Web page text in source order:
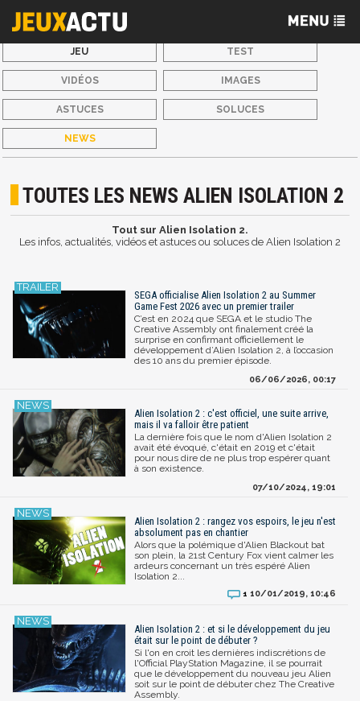
JEU TEST
VIDÉOS IMAGES
ASTUCES SOLUCES
NEWS
TOUTES LES NEWS ALIEN ISOLATION 2
Tout sur Alien Isolation 2.
Les infos, actualités, vidéos et astuces ou soluces de Alien Isolation 2
SEGA officialise Alien Isolation 2 au Summer
Game Fest 2026 avec un premier trailer
C’est en 2024 que SEGA et le studio The
Creative Assembly ont finalement créé la
surprise en confirmant officiellement le
développement d’Alien Isolation 2, à l’occasion
des 10 ans du premier épisode.
06/06/2026, 00:17
Alien Isolation 2 : c'est officiel, une suite arrive,
mais il va falloir être patient
La dernière fois que le nom d'Alien Isolation 2
avait été évoqué, c'était en 2019 et c'était
pour nous dire de ne plus trop espérer quant
à son existence.
07/10/2024, 19:01
Alien Isolation 2 : rangez vos espoirs, le jeu n'est
absolument pas en chantier
Alors que la polémique d'Alien Blackout bat
son plein, la 21st Century Fox vient calmer les
ardeurs concernant un très espéré Alien
Isolation 2...
1 10/01/2019, 10:46
Alien Isolation 2 : et si le développement du jeu
était sur le point de débuter ?
Si l'on en croit les dernières indiscrétions de
l'Official PlayStation Magazine, il se pourrait
que le développement du nouveau jeu Alien
soit sur le point de débuter chez The Creative
Assembly.